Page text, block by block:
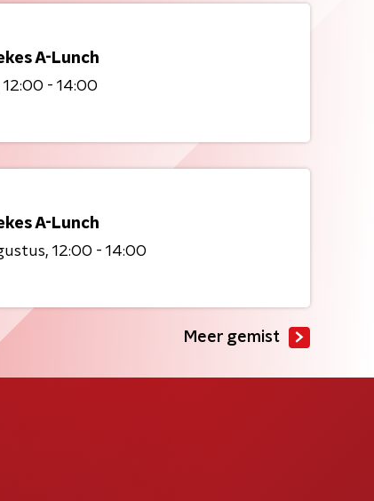
A-Lunch
12:00 - 14:00
A-Lunch
12:00 - 14:00
Meer gemist